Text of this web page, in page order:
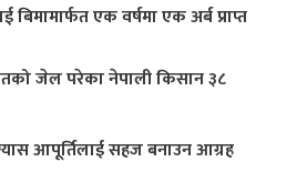
एक वर्षमा एक अर्ब प्राप्त
जेल परेका नेपाली किसान ३८
आपूर्तिलाई सहज बनाउन आग्रह